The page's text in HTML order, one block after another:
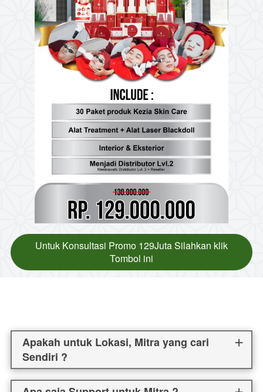
Untuk Konsultasi Promo 129Juta Silahkan klik
Tombol ini
Apakah untuk Lokasi, Mitra yang cari
Sendiri ?